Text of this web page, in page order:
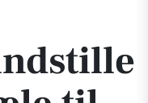
i Viborg Kommunes